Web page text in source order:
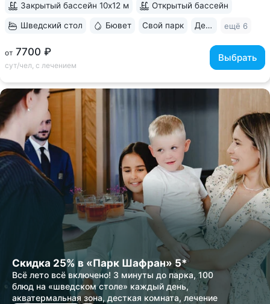
от 7700 ₽
сут/чел, с лечением
Выбрать
Закрытый бассейн 10х12 м Открытый бассейн
Шведский стол Бювет Свой парк Дети с 2 лет ещё 6
Скидка 25% в «Парк Шафран» 5*
Всё лето всё включено! 3 минуты до парка, 100
блюд на «шведском столе» каждый день,
акватермальная зона, десткая комната, лечение